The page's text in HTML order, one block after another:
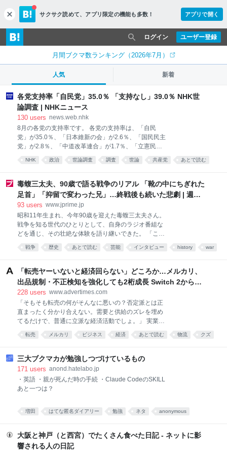
c
l
o
s
サクサク読めて、 アプリ限定の機能も多数！ アプリで開く
ユーザー登録
ログイン
月間ブクマ数ランキング（2026年7月）
人気 新着
各党支持率「自民党」35.0％ 「支持なし」39.0％ NHK世
論調査 | NHKニュース
130 users news.web.nhk
8月の各党の支持率です。 各党の支持率は、「自民
党」が35.0％、「日本維新の会」が2.6％、「国民民主
党」が2.8％、「中道改革連合」が1.7％、「立憲民主
党」が2.8％、「参政党」が2.8％、「…
NHK 政治 世論調査 調査 世論 共産党 あとで読む
毒蝮三太夫、90歳で語る戦争のリアル 「靴の中にちぎれた
足首」「抑留で変わった兄」…終戦後も続いた悲劇 | 週刊
女性PRIME
93 users www.jprime.jp
昭和11年生まれ、今年90歳を迎えた毒蝮三太夫さん。
戦争を知る世代のひとりとして、自身のラジオ番組な
どを通じ、その壮絶な体験を語り継いできた。 「この
あたりだってさ、まだ空襲で亡くなった人たちの骨が
埋まってるかもしれねぇんだ」 焼夷弾で空が真っ赤に
区にある毒蝮さんの所属事務所。81年前の1945年3月
10日未明、“下町”と呼ばれるこの一帯は大規模な空襲
を受け、約27万戸の家屋が焼失。およそ40平方キロメ
毒蝮さんは当時9歳で、この空襲を自宅のあった荏原
（現在の東京都品川区）から見ていた。 「空まで真っ
赤に染まってね。下町方面から遠く離れたこちらま
で、強い風が吹いていた。たまたま風が強い日だった
生んで
戦争 歴史 あとで読む 芸能 インタビュー history war
「転売ヤーいないと経済回らない」どころか…メルカリ、
出品規制・不正検知を強化しても2桁成長 Switch 2から始
まり、「ちいかわ」で極まった“転売対策の本気”
228 users www.advertimes.com
「そもそも転売の何がそんなに悪いの？否定派とは正
直まったく分かり合えない。需要と供給のズレを埋め
てるだけで、普通に立派な経済活動でしょ。」 実業家
の堀江貴文氏は2025年10月29日にXでこう投稿し、転
売を一つの経済活動として肯定する見方を示した。限
方、Xでは「転売のおかげで日本の経済が潤ってる可
能性」に言及する投稿もあるなど、転売が経済活動と
して一定の役割を果たしているとの意見も見られる。
5月15日に発売されたマクドナルドのハッピーセット
月6日に開いた2026年6月期の決算説明会で、AIによる
心・安全に関する一連の施策が事業成長にも寄与した
との認識を示した。 同社のMarketplace（マーケッ
転売 メルカリ ビジネス 経済 あとで読む 物流 クズ
三大ブクマカが勉強しつづけているもの
171 users anond.hatelabo.jp
・英語 ・親が死んだ時の手続 ・Claude CodeのSKILL
あと一つは？
増田 はてな匿名ダイアリー 勉強 ネタ anonymous
大阪と神戸（と西宮）でたくさん食べた日記 - ネットに影
響される人の日記